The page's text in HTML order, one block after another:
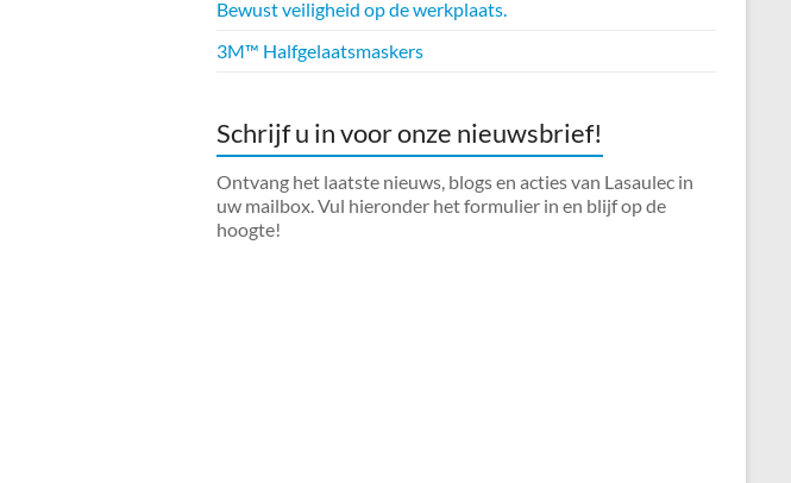
Bewust veiligheid op de werkplaats.
3M™ Halfgelaatsmaskers
Schrijf u in voor onze nieuwsbrief!
Ontvang het laatste nieuws, blogs en acties van Lasaulec in
uw mailbox. Vul hieronder het formulier in en blijf op de
hoogte!